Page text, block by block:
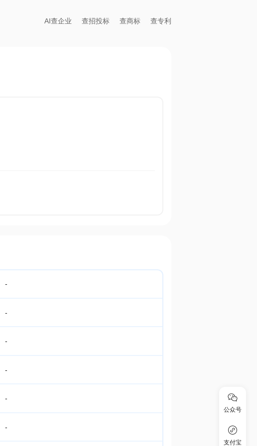
AI查企业 查招投标 查商标 查专利
-
-
-
-
-
-
公众号
支付宝